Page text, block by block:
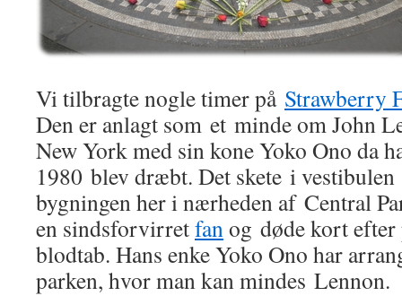
Vi tilbragte nogle timer på Strawberry
Den er anlagt som et minde om John
New York med sin kone Yoko Ono da
1980 blev dræbt. Det skete i
bygningen her i nærheden af Central
en sindsforvirretfanog døde kort efter
blodtab. Hans enke Yoko Ono har
parken, hvor man kan mindes Lennon.